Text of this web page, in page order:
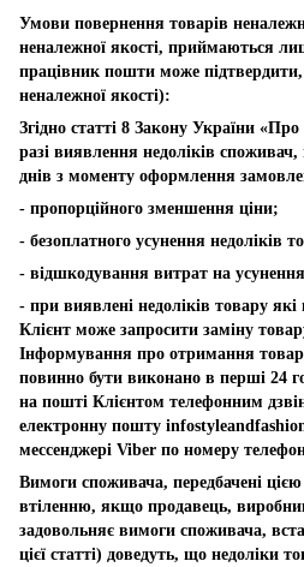
Умови повернення товарів
неналежної якості, приймаються
працівник пошти може
неналежної якості):
Згідно статті 8 Закону України
разі виявлення недоліків
днів з моменту оформлення
- пропорційного зменшення ціни;
- безоплатного усунення недоліків
- відшкодування витрат на усунення
- при виявлені недоліків товару
Клієнт може запросити заміну
Інформування про отримання
повинно бути виконано в перші 24
на пошті Клієнтом телефонним
електронну пошту
мессенджері Viber по номеру
Вимоги споживача, передбачені
втіленню, якщо продавець,
задовольняє вимоги споживача,
цієї статті) доведуть, що недоліки